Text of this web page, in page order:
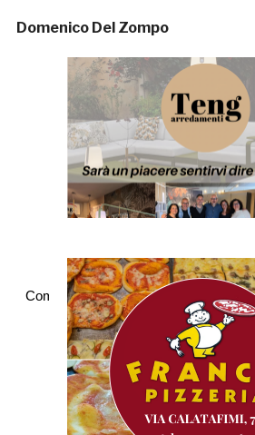
Domenico Del Zompo
Commenti